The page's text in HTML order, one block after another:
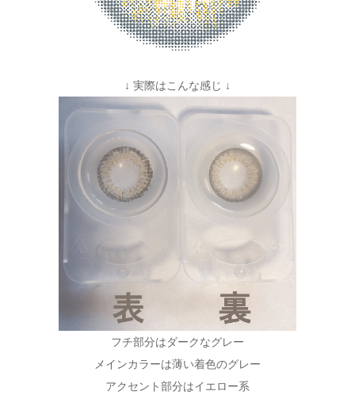
↓ 実際はこんな感じ ↓
フチ部分はダークなグレー
メインカラーは薄い着色のグレー
アクセント部分はイエロー系